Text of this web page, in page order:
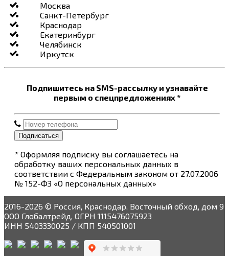
Москва
Санкт-Петербург
Краснодар
Екатеринбург
Челябинск
Иркутск
Подпишитесь на SMS-рассылку и узнавайте
первым о спецпредложениях *
Подписаться
* Оформляя подписку вы соглашаетесь на
обработку ваших персональных данных в
соответствии с Федеральным законом от 27.07.2006
№ 152-ФЗ «О персональных данных»
2016-2026 © Россия, Краснодар, Восточный обход, дом 9
ООО Глобалтрейд, ОГРН 1115476075923
ИНН 5403330025 / КПП 540501001